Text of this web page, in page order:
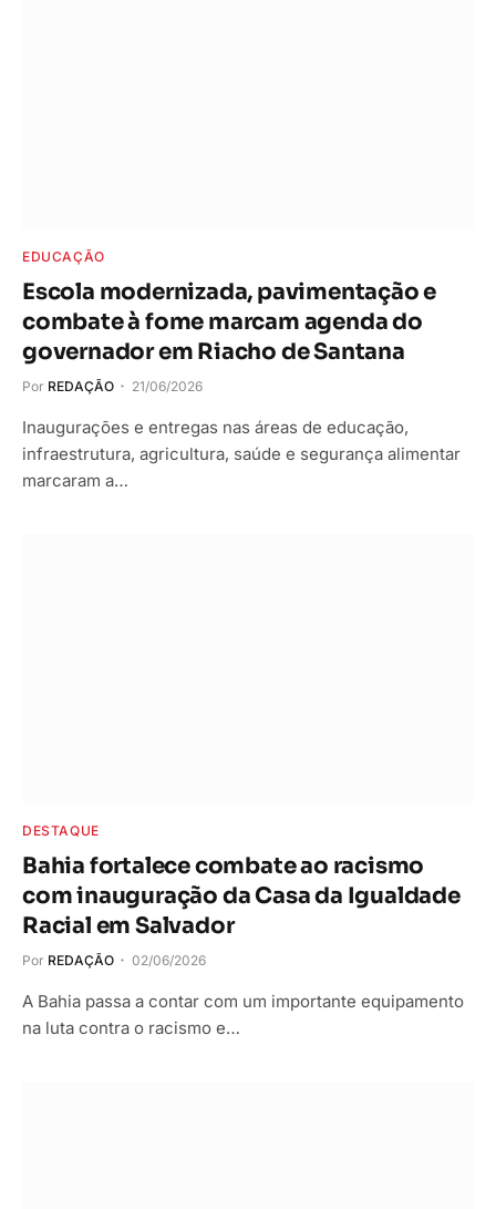
EDUCAÇÃO
Escola modernizada, pavimentação e
combate à fome marcam agenda do
governador em Riacho de Santana
Por REDAÇÃO 21/06/2026
Inaugurações e entregas nas áreas de educação,
infraestrutura, agricultura, saúde e segurança alimentar
marcaram a…
DESTAQUE
Bahia fortalece combate ao racismo
com inauguração da Casa da Igualdade
Racial em Salvador
Por REDAÇÃO 02/06/2026
A Bahia passa a contar com um importante equipamento
na luta contra o racismo e…